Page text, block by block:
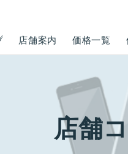
店舗案内 価格一覧
店舗